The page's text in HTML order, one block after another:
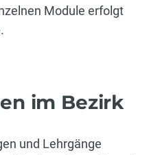
Module erfolgt
im Bezirk
und Lehrgänge